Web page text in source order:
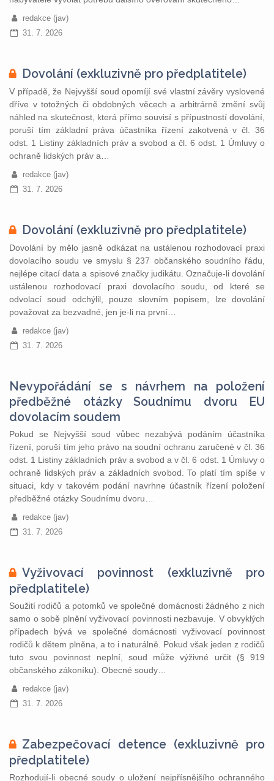
redakce (jav)
31. 7. 2026
Dovolání (exkluzivně pro předplatitele)
V případě, že Nejvyšší soud opomíjí své vlastní závěry vyslovené
dříve v totožných či obdobných věcech a arbitrárně změní svůj
náhled na skutečnost, která přímo souvisí s přípustností dovolání,
poruší tím základní práva účastníka řízení zakotvená v čl. 36
odst. 1 Listiny základních práv a svobod a čl. 6 odst. 1 Úmluvy o
ochraně lidských práv a…
redakce (jav)
31. 7. 2026
Dovolání (exkluzivně pro předplatitele)
Dovolání by mělo jasně odkázat na ustálenou rozhodovací praxi
dovolacího soudu ve smyslu § 237 občanského soudního řádu,
nejlépe citací data a spisové značky judikátu. Označuje-li dovolání
ustálenou rozhodovací praxi dovolacího soudu, od které se
odvolací soud odchýlil, pouze slovním popisem, lze dovolání
považovat za bezvadné, jen je-li na první…
redakce (jav)
31. 7. 2026
Nevypořádání se s návrhem na položení
předběžné otázky Soudnímu dvoru EU
dovolacím soudem
Pokud se Nejvyšší soud vůbec nezabývá podáním účastníka
řízení, poruší tím jeho právo na soudní ochranu zaručené v čl. 36
odst. 1 Listiny základních práv a svobod a v čl. 6 odst. 1 Úmluvy o
ochraně lidských práv a základních svobod. To platí tím spíše v
situaci, kdy v takovém podání navrhne účastník řízení položení
předběžné otázky Soudnímu dvoru…
redakce (jav)
31. 7. 2026
Vyživovací povinnost (exkluzivně pro
předplatitele)
Soužití rodičů a potomků ve společné domácnosti žádného z nich
samo o sobě plnění vyživovací povinnosti nezbavuje. V obvyklých
případech bývá ve společné domácnosti vyživovací povinnost
rodičů k dětem plněna, a to i naturálně. Pokud však jeden z rodičů
tuto svou povinnost neplní, soud může výživné určit (§ 919
občanského zákoníku). Obecné soudy…
redakce (jav)
31. 7. 2026
Zabezpečovací detence (exkluzivně pro
předplatitele)
Rozhodují-li obecné soudy o uložení nejpřísnějšího ochranného